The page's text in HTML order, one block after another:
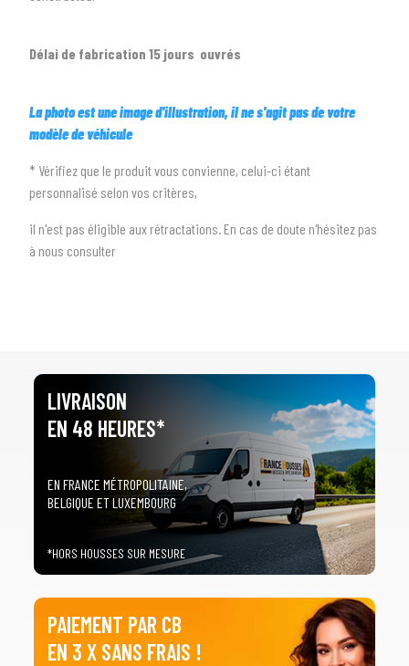
PRÉCISEZ LE MODÈLE
Délai de fabrication 15 jours ouvrés
La photo est une image d'illustration, il ne s'agit pas de votre
modèle de véhicule
* Vérifiez que le produit vous convienne, celui-ci étant
personnalisé selon vos critères,
il n'est pas éligible aux rétractations. En cas de doute n'hésitez pas
à nous consulter
LIVRAISON
EN 48 HEURES*
EN FRANCE MÉTROPOLITAINE,
BELGIQUE ET LUXEMBOURG
*HORS HOUSSES SUR MESURE
PAIEMENT PAR CB
EN 3 X SANS FRAIS !